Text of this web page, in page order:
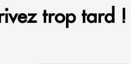
trop tard !